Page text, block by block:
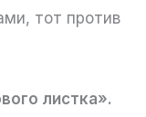
тот против
листка».